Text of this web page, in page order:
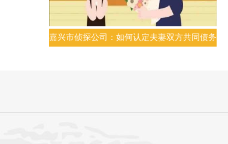
嘉兴市侦探公司：如何认定夫妻双方共同债务